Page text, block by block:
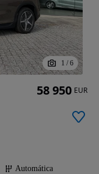
1 / 6
Automática
58 950 EUR